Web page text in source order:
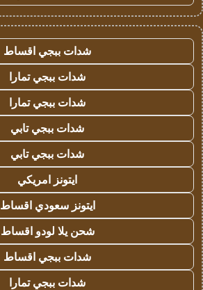
شدات ببجي اقساط
شدات ببجي تمارا
شدات ببجي تمارا
شدات ببجي تابي
شدات ببجي تابي
ايتونز امريكي
ايتونز سعودي اقساط
شحن يلا لودو اقساط
شدات ببجي اقساط
شدات ببجي تمارا